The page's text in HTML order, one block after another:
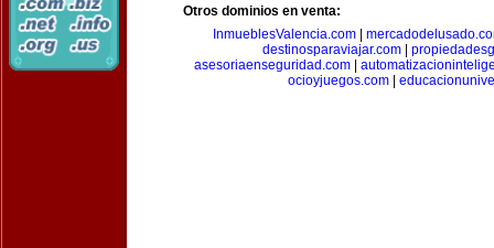
Otros dominios en venta:
InmueblesValencia.com|
destinosparaviajar.com
asesoriaenseguridad.com|
ocioyjuegos.com|